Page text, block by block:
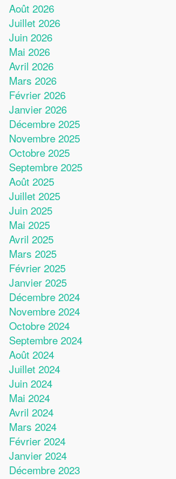
Août 2026
Juillet 2026
Juin 2026
Mai 2026
Avril 2026
Mars 2026
Février 2026
Janvier 2026
Décembre 2025
Novembre 2025
Octobre 2025
Septembre 2025
Août 2025
Juillet 2025
Juin 2025
Mai 2025
Avril 2025
Mars 2025
Février 2025
Janvier 2025
Décembre 2024
Novembre 2024
Octobre 2024
Septembre 2024
Août 2024
Juillet 2024
Juin 2024
Mai 2024
Avril 2024
Mars 2024
Février 2024
Janvier 2024
Décembre 2023